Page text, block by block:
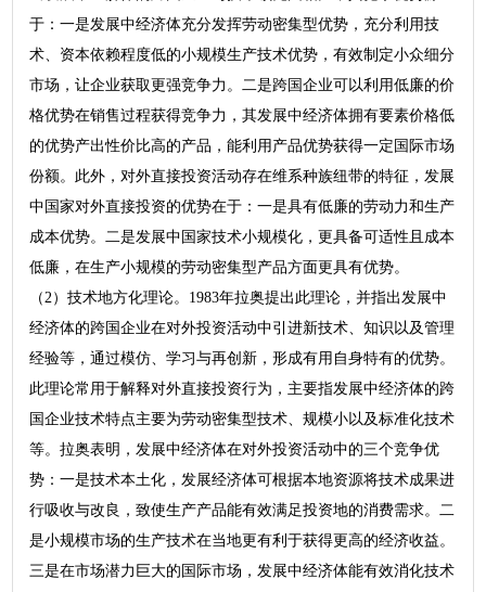
于：一是发展中经济体充分发挥劳动密集型优势，充分利用技
术、资本依赖程度低的小规模生产技术优势，有效制定小众细分
市场，让企业获取更强竞争力。二是跨国企业可以利用低廉的价
格优势在销售过程获得竞争力，其发展中经济体拥有要素价格低
的优势产出性价比高的产品，能利用产品优势获得一定国际市场
份额。此外，对外直接投资活动存在维系种族纽带的特征，发展
中国家对外直接投资的优势在于：一是具有低廉的劳动力和生产
成本优势。二是发展中国家技术小规模化，更具备可适性且成本
低廉，在生产小规模的劳动密集型产品方面更具有优势。
（2）技术地方化理论。1983年拉奥提出此理论，并指出发展中
经济体的跨国企业在对外投资活动中引进新技术、知识以及管理
经验等，通过模仿、学习与再创新，形成有用自身特有的优势。
此理论常用于解释对外直接投资行为，主要指发展中经济体的跨
国企业技术特点主要为劳动密集型技术、规模小以及标准化技术
等。拉奥表明，发展中经济体在对外投资活动中的三个竞争优
势：一是技术本土化，发展经济体可根据本地资源将技术成果进
行吸收与改良，致使生产产品能有效满足投资地的消费需求。二
是小规模市场的生产技术在当地更有利于获得更高的经济收益。
三是在市场潜力巨大的国际市场，发展中经济体能有效消化技术